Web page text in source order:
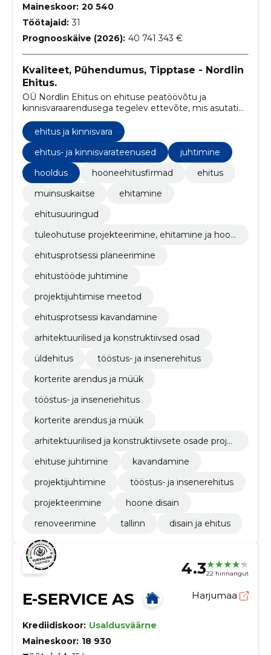
Maineskoor: 20 540
Töötajaid: 31
Prognooskäive (2026): 40 741 343 €
Kvaliteet, Pühendumus, Tipptase - Nordlin
Ehitus.
OÜ Nordlin Ehitus on ehituse peatöövõtu ja
kinnisvaraarendusega tegelev ettevõte, mis asutati
2010. aastal. Neljateistkümne tegutsemisaasta
jooksul oleme kasvanud üheks turu juhtivaks
ettevõtteks Eestis.
ehitus ja kinnisvara
ehitus- ja kinnisvarateenused
juhtimine
hooldus
hooneehitusfirmad
ehitus
muinsuskaitse
ehitamine
ehitusuuringud
tuleohutuse projekteerimine, ehitamine ja hool
ehitusprotsessi planeerimine
ehitustööde juhtimine
projektijuhtimise meetod
ehitusprotsessi kavandamine
arhitektuurilised ja konstruktiivsed osad
üldehitus
tööstus- ja insenerehitus
korterite arendus ja müük
tööstus- ja inseneriehitus
korterite arendus ja müük
arhitektuurilised ja konstruktiivsete osade proje
ehituse juhtimine
kavandamine
projektijuhtimine
tööstus- ja insenerehitus
projekteerimine
hoone disain
renoveerimine
tallinn disain ja ehitus
4.322 hinnangut
E-SERVICE AS Harjumaa
Krediidiskoor: Usaldusväärne
Maineskoor: 18 930